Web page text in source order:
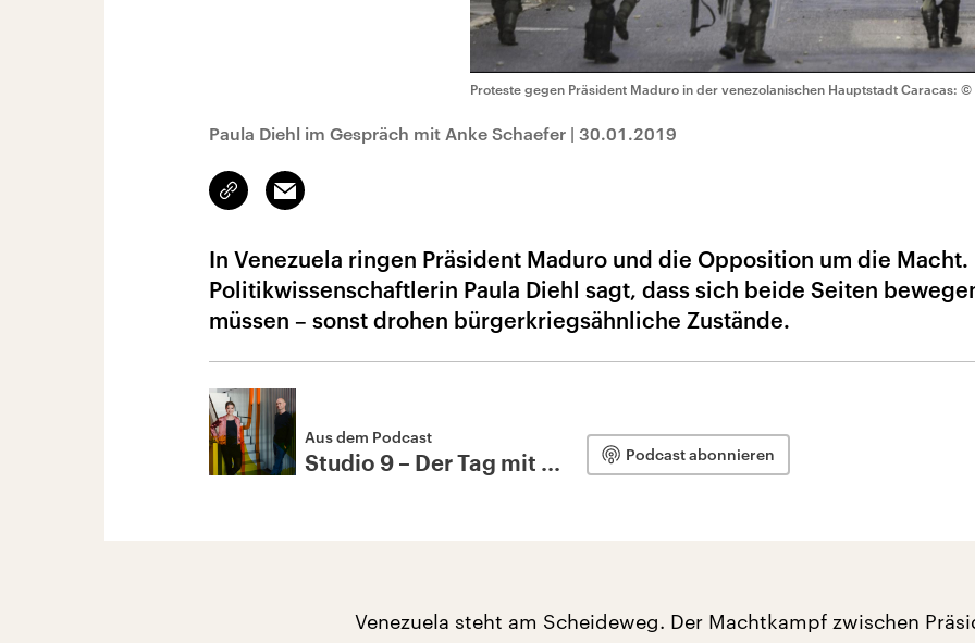
Proteste gegen Präsident Maduro in der venezolanischen Hauptstadt Caracas: ©
Paula Diehl im Gespräch mit Anke Schaefer | 30.01.2019
Link
kopieren/teilen
Email
In Venezuela ringen Präsident Maduro und die Opposition um die Macht.
Politikwissenschaftlerin Paula Diehl sagt, dass sich beide Seiten
müssen – sonst drohen bürgerkriegsähnliche Zustände.
Aus dem Podcast
Studio 9 – Der Tag mit ... Podcast abonnieren
Venezuela steht am Scheideweg. Der Machtkampf zwischen